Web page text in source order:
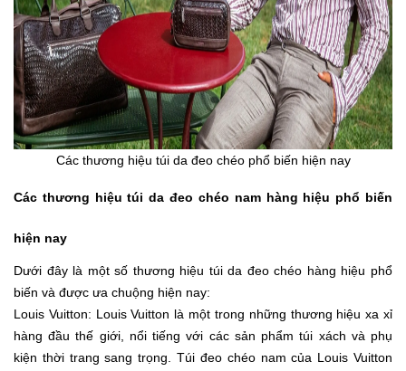
Các thương hiệu túi da đeo chéo phổ biến hiện nay
Các thương hiệu túi da đeo chéo nam hàng hiệu phổ biến
hiện nay
Dưới đây là một số thương hiệu túi da đeo chéo hàng hiệu phổ
biến và được ưa chuộng hiện nay:
Louis Vuitton: Louis Vuitton là một trong những thương hiệu xa xỉ
hàng đầu thế giới, nổi tiếng với các sản phẩm túi xách và phụ
kiện thời trang sang trọng. Túi đeo chéo nam của Louis Vuitton